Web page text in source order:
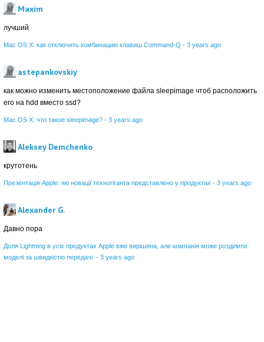
Maxim
лучший
Mac OS X: как отключить комбинацию клавиш Command-Q · 3 years ago
astepankovskiy
как можно изменить местоположение файла sleepimage чтоб расположить
его на hdd вместо ssd?
Mac OS X: что такое sleepimage? · 3 years ago
Aleksey Demchenko
крутотень
Презентація Apple: які новації техногіганта представлено у продуктах · 3 years ago
Alexander G.
Давно пора
Доля Lightning в усіх продуктах Apple вже вирішена, але компанія може розділити
моделі за швидкістю передачі · 3 years ago